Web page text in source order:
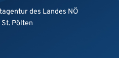
des Landes NÖ
St. Pölten